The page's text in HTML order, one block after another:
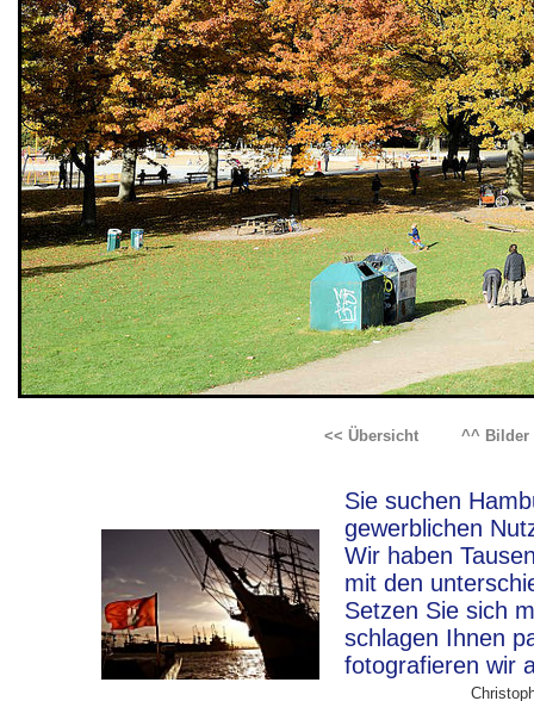
<< Übersicht^^ Bilder
Sie suchen
gewerblichen
Wir haben
mit den
Setzen Sie sich
schlagen Ihnen
fotografieren wir